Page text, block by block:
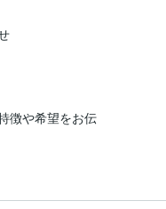
徴や希望をお伝